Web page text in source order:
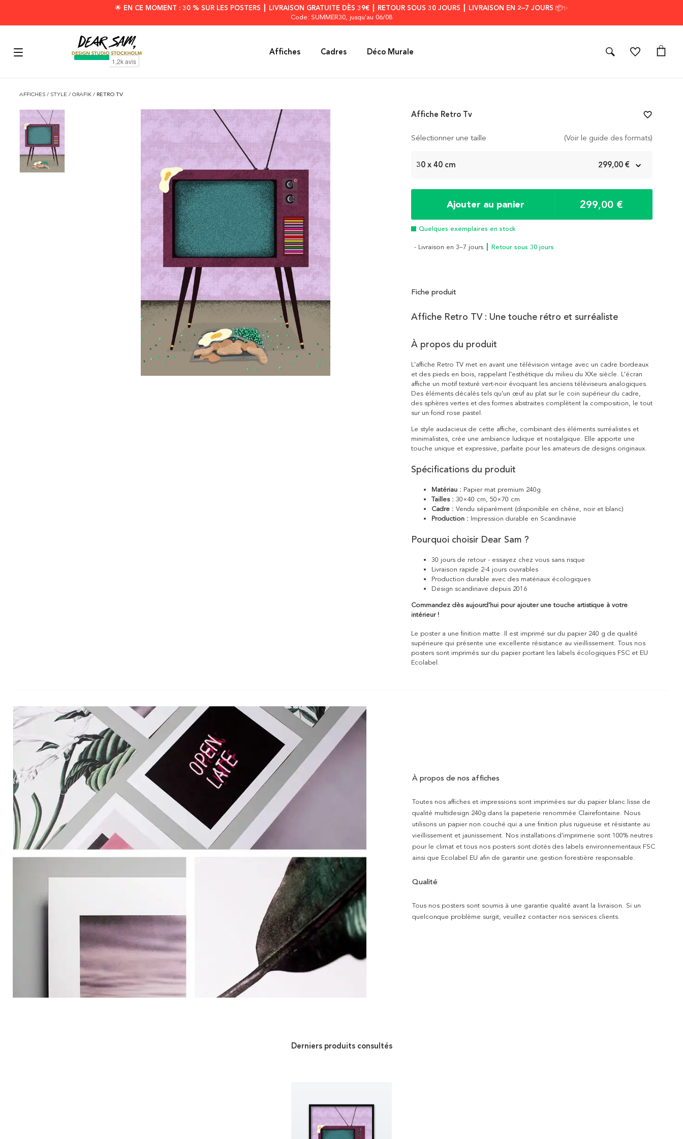
🌟 EN CE MOMENT : 30 % SUR LES POSTERS ┃ LIVRAISON GRATUITE DÈS 39€ ┃ RETOUR SOUS 30 JOURS ┃ LIVRAISON EN 2–7 JOURS 📦✨
Code: SUMMER30, jusqu'au 06/08
Affiches Cadres Déco Murale
AFFICHES / STYLE / GRAFIK / RETRO TV
Sélectionner une taille (Voir le guide des formats)
30 x 40 cm 299,00 €
Ajouter au panier 299,00 €
Quelques exemplaires en stock
- Livraison en 3–7 jours ┃ Retour sous 30 jours
Affiche Retro Tv favorite_border
Fiche produit
Affiche Retro TV : Une touche rétro et surréaliste
À propos du produit
L'affiche Retro TV met en avant une télévision vintage avec un cadre bordeaux
et des pieds en bois, rappelant l'esthétique du milieu du XXe siècle. L'écran
affiche un motif texturé vert-noir évoquant les anciens téléviseurs analogiques.
Des éléments décalés tels qu'un œuf au plat sur le coin supérieur du cadre,
des sphères vertes et des formes abstraites complètent la composition, le tout
sur un fond rose pastel.
Le style audacieux de cette affiche, combinant des éléments surréalistes et
minimalistes, crée une ambiance ludique et nostalgique. Elle apporte une
touche unique et expressive, parfaite pour les amateurs de designs originaux.
Spécifications du produit
Matériau : Papier mat premium 240g
Tailles : 30×40 cm, 50×70 cm
Cadre : Vendu séparément (disponible en chêne, noir et blanc)
Production : Impression durable en Scandinavie
Pourquoi choisir Dear Sam ?
30 jours de retour - essayez chez vous sans risque
Livraison rapide 2-4 jours ouvrables
Production durable avec des matériaux écologiques
Design scandinave depuis 2016
Commandez dès aujourd'hui pour ajouter une touche artistique à votre
intérieur !
Le poster a une finition matte. Il est imprimé sur du papier 240 g de qualité
supérieure qui présente une excellente résistance au vieillissement. Tous nos
posters sont imprimés sur du papier portant les labels écologiques FSC et EU
Ecolabel.
À propos de nos affiches
Toutes nos affiches et impressions sont imprimées sur du papier blanc lisse de
qualité multidesign 240g dans la papeterie renommée Clairefontaine. Nous
utilisons un papier non couché qui a une finition plus rugueuse et résistante au
vieillissement et jaunissement. Nos installations d’imprimerie sont 100% neutres
pour le climat et tous nos posters sont dotés des labels environnementaux FSC
ainsi que Ecolabel EU afin de garantir une gestion forestière responsable.
Qualité
Tous nos posters sont soumis à une garantie qualité avant la livraison. Si un
quelconque problème surgit, veuillez contacter nos services clients.
Derniers produits consultés